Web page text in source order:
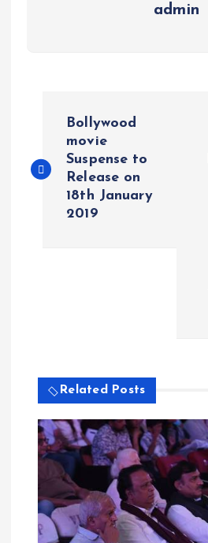
admin
s
g
a
t
Bollywood
movie
Suspense to
Release on
18th January
2019
Related Posts